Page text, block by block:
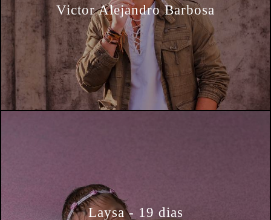
Victor Alejandro Barbosa
Laysa - 19 dias